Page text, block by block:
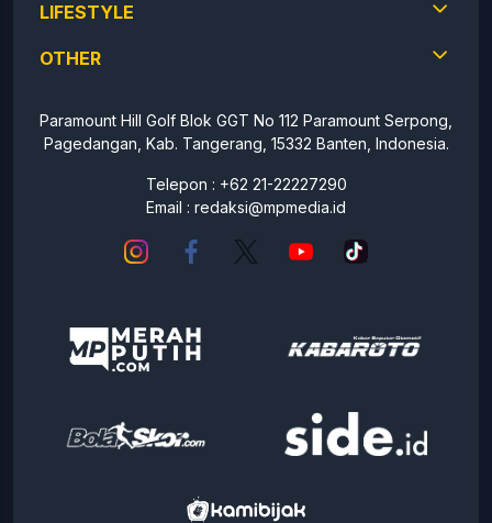
LIFESTYLE
OTHER
Paramount Hill Golf Blok GGT No 112 Paramount Serpong,
Pagedangan, Kab. Tangerang, 15332 Banten, Indonesia.
Telepon : +62 21-22227290
Email : redaksi@mpmedia.id